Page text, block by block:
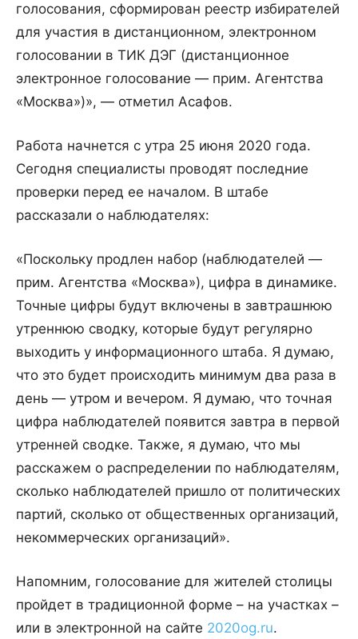
голосования, сформирован реестр избирателей
для участия в дистанционном, электронном
голосовании в ТИК ДЭГ (дистанционное
электронное голосование — прим. Агентства
«Москва»)», — отметил Асафов.
Работа начнется с утра 25 июня 2020 года.
Сегодня специалисты проводят последние
проверки перед ее началом. В штабе
рассказали о наблюдателях:
«Поскольку продлен набор (наблюдателей —
прим. Агентства «Москва»), цифра в динамике.
Точные цифры будут включены в завтрашнюю
утреннюю сводку, которые будут регулярно
выходить у информационного штаба. Я думаю,
что это будет происходить минимум два раза в
день — утром и вечером. Я думаю, что точная
цифра наблюдателей появится завтра в первой
утренней сводке. Также, я думаю, что мы
расскажем о распределении по наблюдателям,
сколько наблюдателей пришло от политических
партий, сколько от общественных организаций,
некоммерческих организаций».
Напомним, голосование для жителей столицы
пройдет в традиционной форме – на участках –
или в электронной на сайте 2020og.ru.